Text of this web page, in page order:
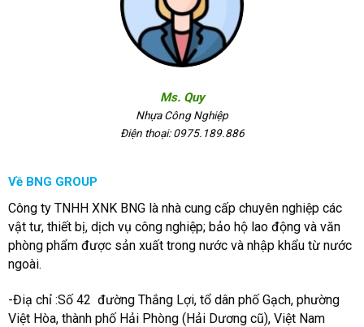
Ms. Quy
Nhựa Công Nghiệp
Điện thoại: 0975.189.886
Về BNG GROUP
Công ty TNHH XNK BNG là nhà cung cấp chuyên nghiệp các
vật tư, thiết bị, dịch vụ công nghiệp; bảo hộ lao động và văn
phòng phẩm được sản xuất trong nước và nhập khẩu từ nước
ngoài.
-Điạ chỉ :Số 42 đường Thắng Lợi, tổ dân phố Gạch, phường
Việt Hòa, thành phố Hải Phòng (Hải Dương cũ), Việt Nam